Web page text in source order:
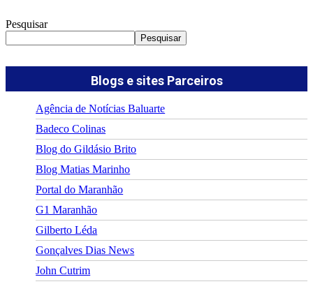
Pesquisar
Pesquisar
Blogs e sites Parceiros
Agência de Notícias Baluarte
Badeco Colinas
Blog do Gildásio Brito
Blog Matias Marinho
Portal do Maranhão
G1 Maranhão
Gilberto Léda
Gonçalves Dias News
John Cutrim